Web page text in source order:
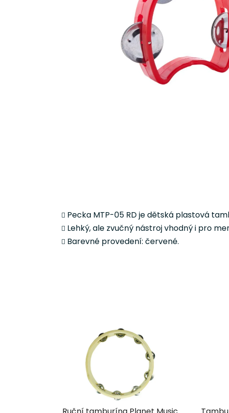
Pecka MTP-05 RD je dětská plastová
Lehký, ale zvučný nástroj vhodný i pro
Barevné provedení: červené.